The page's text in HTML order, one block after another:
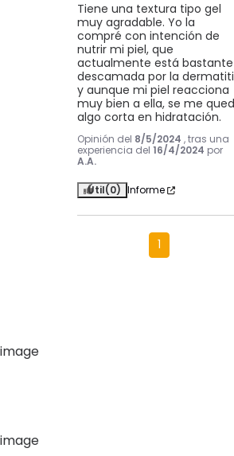
Tiene una textura tipo gel
muy agradable. Yo la
compré con intención de
nutrir mi piel, que
actualmente está bastante
descamada por la
y aunque mi piel reacciona
muy bien a ella, se me
algo corta en hidratación.
Opinión del 8/5/2024 , tras una
experiencia del 16/4/2024 por
A.A.
Útil(0) Informe
1